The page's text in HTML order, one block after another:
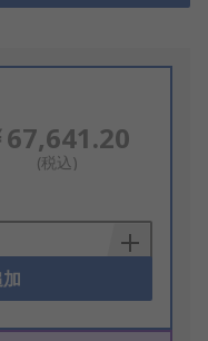
67,641.20
(税込)